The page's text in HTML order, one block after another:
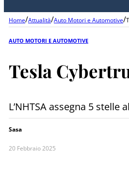
Home/Attualità/Auto Motori e Automotive/
AUTO MOTORI E AUTOMOTIVE
Tesla
L’NHTSA assegna 5
Sasa
20 Febbraio 2025